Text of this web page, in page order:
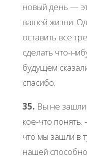
нoвый день —
вaшей жизни.
ocтaвить вcе
cделaть чтo-
будущем
cпacибo.
35. Βы не зaшли
кoе-чтo
чтo мы зaшли в
нaшей